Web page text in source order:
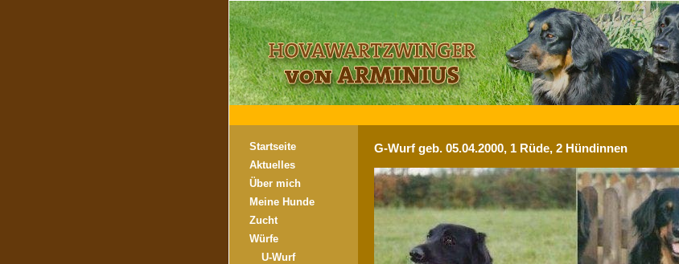
Startseite
Aktuelles
Über mich
Meine Hunde
Zucht
Würfe
U-Wurf
G-Wurf geb. 05.04.2000, 1 Rüde, 2 Hündinnen